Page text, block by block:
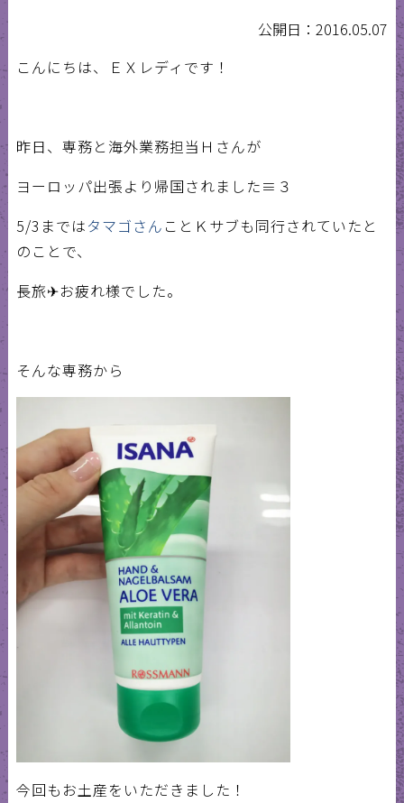
公開日：2016.05.07
こんにちは、ＥＸレディです！
昨日、専務と海外業務担当Ｈさんが
ヨーロッパ出張より帰国されました≡３
5/3まではタマゴさん ことＫサブも同行されていたと
のことで、
長旅✈お疲れ様でした。
そんな専務から
今回もお土産をいただきました！